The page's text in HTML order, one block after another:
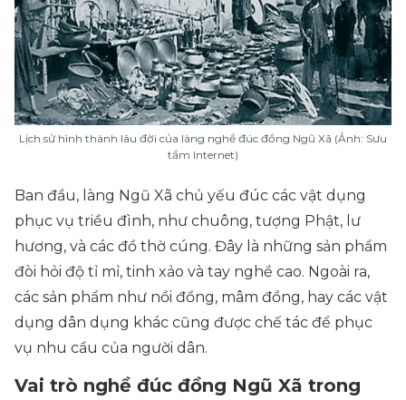
Lịch sử hình thành lâu đời của làng nghề đúc đồng Ngũ Xã (Ảnh: Sưu
tầm Internet)
Ban đầu, làng Ngũ Xã chủ yếu đúc các vật dụng
phục vụ triều đình, như chuông, tượng Phật, lư
hương, và các đồ thờ cúng. Đây là những sản phẩm
đòi hỏi độ tỉ mỉ, tinh xảo và tay nghề cao. Ngoài ra,
các sản phẩm như nồi đồng, mâm đồng, hay các vật
dụng dân dụng khác cũng được chế tác để phục
vụ nhu cầu của người dân.
Vai trò nghề đúc đồng Ngũ Xã trong